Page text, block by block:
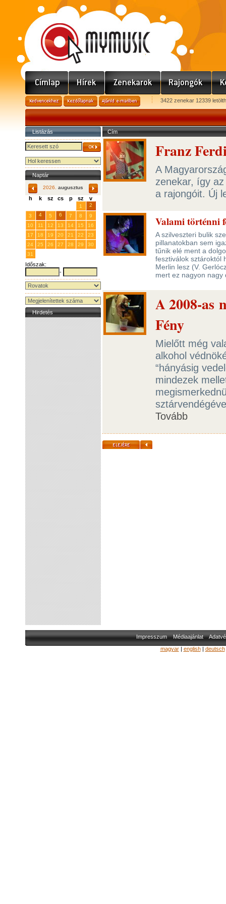
3422 zenekar 12339
Listázás
Naptár
2026. augusztus
h k sz cs p sz v
1
2
3
4 5 6 7 8
9
10
11 12 13 14 15
16
17
18 19 20 21 22
23
24
25 26 27 28 29
30
31
Időszak:
-
Hirdetés
Cím
Franz
A
zenekar, így
a rajongóit. Új
Valami történni
A szilveszteri bulik
pillanatokban sem
tűnik elé ment a
fesztiválok sztároktól
Merlin lesz (V.
mert ez nagyon
A 2008-as
Fény
Mielőtt még
alkohol
“hányásig
mindezek
Tovább
Impresszum Médiaajánlat
magyar| english| deutsch